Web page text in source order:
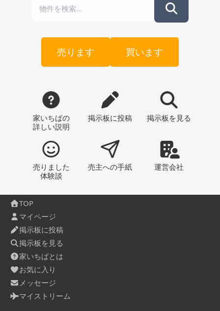
売ります 買います
家いちばの
詳しい説明
掲示板に投稿 掲示板 を見る
売りました
体験談
売主への手紙 運営会社
TOP
マイページ
掲示板に投稿
掲示板を見る
家いちばとは
お気に入り
メッセージ
マイストリーム